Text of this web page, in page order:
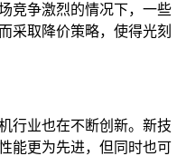
竞争激烈的情况下，一些
采取降价策略，使得光刻
行业也在不断创新。新技
能更为先进，但同时也可